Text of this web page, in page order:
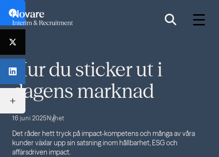
Hur du sticker ut i
dagens marknad
16 juni 2025Nyhet
Det råder hett tryck på impact-kompetens och många av våra
kunder växlar upp sin satsning inom hållbarhet, ESG och
affärsdriven impact.